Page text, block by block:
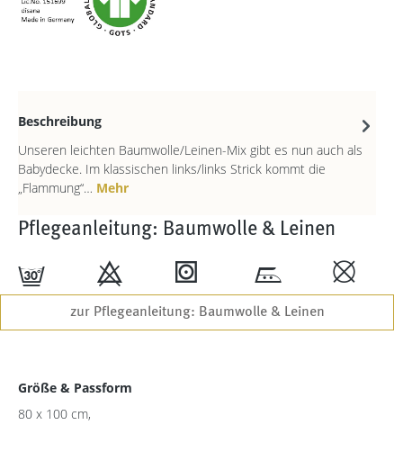
Beschreibung
Unseren leichten Baumwolle/Leinen-Mix gibt es nun auch als
Babydecke. Im klassischen links/links Strick kommt die
„Flammung“… Mehr
Pflegeanleitung: Baumwolle & Leinen
f 9 1 n ,
zur Pflegeanleitung: Baumwolle & Leinen
Größe & Passform
80 x 100 cm,